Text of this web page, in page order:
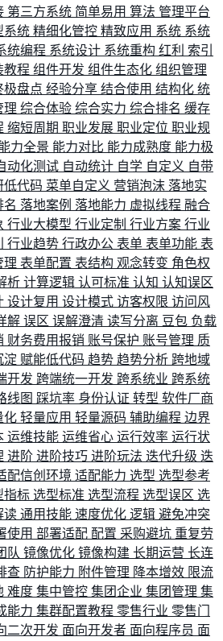
第三方系统 简单易用 算法 管理平台
系统 精细化管控 精致应用 系统 系统
统编程 系统设计 系统重构 红利 索引
教程 组件开发 组件生态化 组织管理
极盘点 经验分享 结合使用 结构化 统
理 综合体验 综合实力 综合排名 缓存
缩短周期 职业发展 职业定位 职业规
力全景 能力对比 能力成熟度 能力极
动化测试 自动统计 自学 自定义 自带
低代码 菜单自定义 营销泡沫 落地实
名 落地案例 落地能力 虚拟线程 融合
行业大模型 行业定制 行业方案 行业
行业趋势 行政办公 表单 表单功能 表
理 表单配置 表结构 观念转变 角色权
析 计算逻辑 认可标准 认知 认知误区
设计复用 设计模式 访客权限 访问风
解 误区 误解澄清 读写分离 豆包 负载
财务费用报销 账号保护 账号管理 质
淀 赋能低代码 趋势 趋势分析 跨地域
开发 跨端统一开发 跨系统业 跨系统
线图 踩坑率 身份认证 转型 软件厂商
化 轻量应用 轻量源码 辅助编程 边界
运维技能 运维省心 运行效率 运行状
进阶 进阶技巧 进阶玩法 迭代升级 迭
配信创环境 适配能力 选型 选型参考
指标 选型标准 选型流程 选型误区 选
读 通用技能 速度优化 逻辑 避免冲突
使用 部署适配 配置 采购避坑 重复劳
队 镜像优化 镜像构建 长期运营 长连
查 防护能力 附件管理 降本增效 限流
难度 集中管控 集团企业 集团管理 集
能力 集群配置教程 零售行业 零售门
二次开发 面向开发者 面向程序员 面